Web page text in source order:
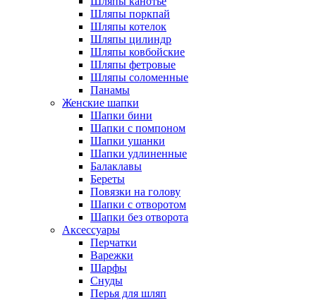
Шляпы поркпай
Шляпы котелок
Шляпы цилиндр
Шляпы ковбойские
Шляпы фетровые
Шляпы соломенные
Панамы
Женские шапки
Шапки бини
Шапки с помпоном
Шапки ушанки
Шапки удлиненные
Балаклавы
Береты
Повязки на голову
Шапки с отворотом
Шапки без отворота
Аксессуары
Перчатки
Варежки
Шарфы
Снуды
Перья для шляп